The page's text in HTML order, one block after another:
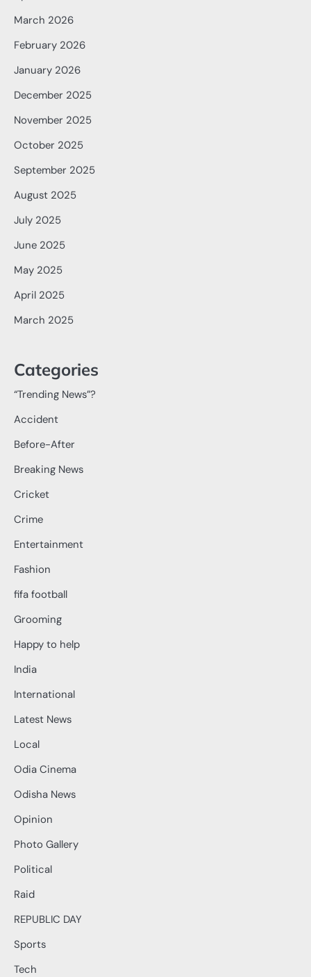
March 2026
February 2026
January 2026
December 2025
November 2025
October 2025
September 2025
August 2025
July 2025
June 2025
May 2025
April 2025
March 2025
Categories
“Trending News”?
Accident
Before-After
Breaking News
Cricket
Crime
Entertainment
Fashion
fifa football
Grooming
Happy to help
India
International
Latest News
Local
Odia Cinema
Odisha News
Opinion
Photo Gallery
Political
Raid
REPUBLIC DAY
Sports
Tech